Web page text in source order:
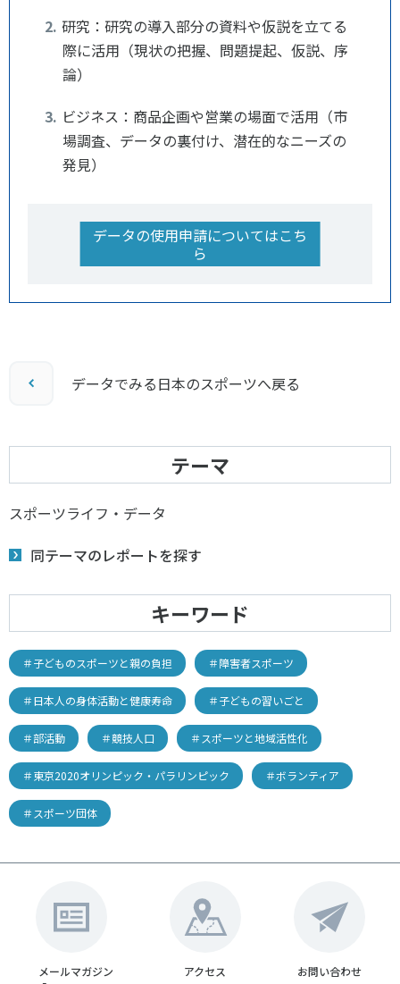
研究：研究の導入部分の資料や仮説を立てる
際に活用（現状の把握、問題提起、仮説、序
論）
ビジネス：商品企画や営業の場面で活用（市
場調査、データの裏付け、潜在的なニーズの
発見）
データの使用申請についてはこち
ら
データでみる日本のスポーツへ戻る
テーマ
スポーツライフ・データ
同テーマのレポートを探す
キーワード
＃子どものスポーツと親の負担 ＃障害者スポーツ
＃日本人の身体活動と健康寿命 ＃子どもの習いごと
＃部活動 ＃競技人口 ＃スポーツと地域活性化
＃東京2020オリンピック・パラリンピック ＃ボランティア
＃スポーツ団体
メールマガジン
アクセス お問い合わせ